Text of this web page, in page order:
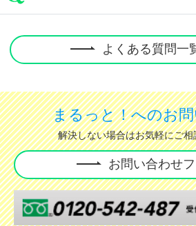
よくある質問一
まるっと！へのお
解決しない場合はお気軽にご
お問い合わせ